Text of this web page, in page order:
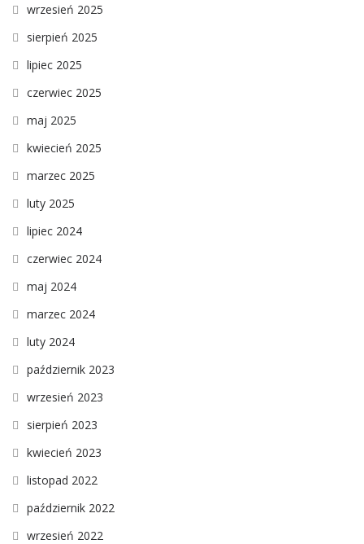
wrzesień 2025
sierpień 2025
lipiec 2025
czerwiec 2025
maj 2025
kwiecień 2025
marzec 2025
luty 2025
lipiec 2024
czerwiec 2024
maj 2024
marzec 2024
luty 2024
październik 2023
wrzesień 2023
sierpień 2023
kwiecień 2023
listopad 2022
październik 2022
wrzesień 2022